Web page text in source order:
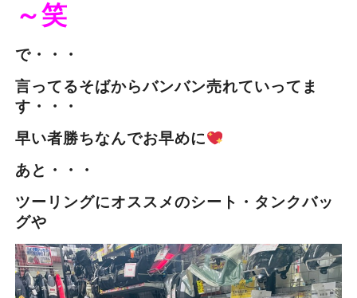
～笑
で・・・
言ってるそばからバンバン売れていってま
す・・・
早い者勝ちなんでお早めに
あと・・・
ツーリングにオススメのシート・タンクバッ
グや